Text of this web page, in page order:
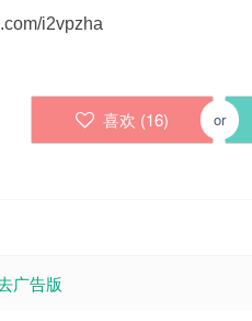
i2vpzha
喜欢 (16) or
广告版